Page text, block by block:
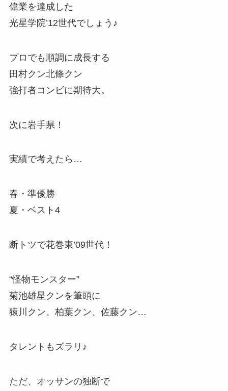
偉業を達成した
光星学院’12世代でしょう♪
プロでも順調に成長する
田村クン北條クン
強打者コンビに期待大。
次に岩手県！
実績で考えたら…
春・準優勝
夏・ベスト4
断トツで花巻東’09世代！
“怪物モンスター”
菊池雄星クンを筆頭に
猿川クン、柏葉クン、佐藤クン…
タレントもズラリ♪
ただ、オッサンの独断で